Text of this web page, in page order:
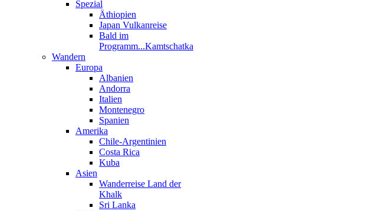
Spezial
Äthiopien
Japan Vulkanreise
Bald im
Programm...Kamtschatka
Wandern
Europa
Albanien
Andorra
Italien
Montenegro
Spanien
Amerika
Chile-Argentinien
Costa Rica
Kuba
Asien
Wanderreise Land der
Khalk
Sri Lanka